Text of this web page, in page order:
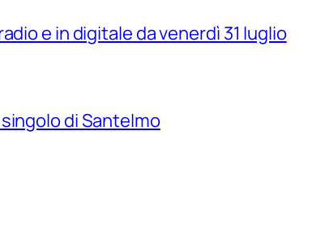
e in digitale da venerdì 31 luglio
di Santelmo